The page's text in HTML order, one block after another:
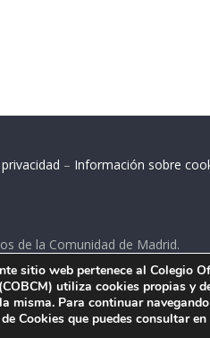
– Información sobre
de la Comunidad de Madrid.
int.izq. 28003 Madrid.
sitio web pertenece al Colegio
utiliza cookies propias y
misma. Para continuar
Cookies que puedes consultar en